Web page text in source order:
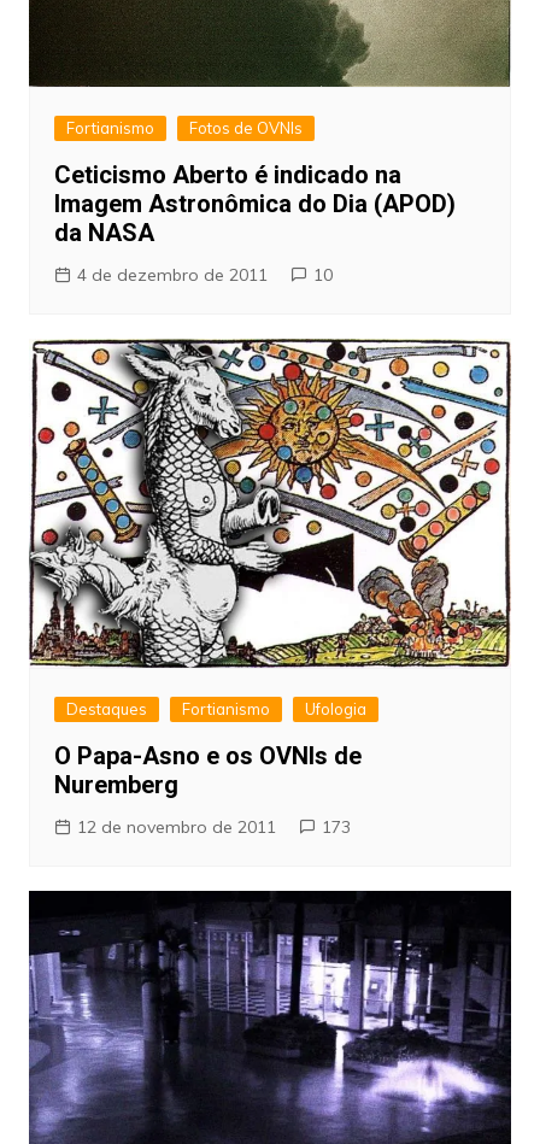
Fortianismo Fotos de OVNIs
Ceticismo Aberto é indicado na
Imagem Astronômica do Dia (APOD)
da NASA
4 de dezembro de 2011 10
Destaques Fortianismo Ufologia
O Papa-Asno e os OVNIs de
Nuremberg
12 de novembro de 2011 173